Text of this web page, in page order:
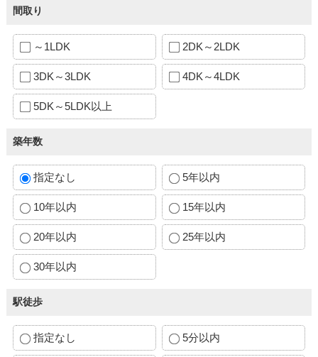
間取り
～1LDK 2DK～2LDK
3DK～3LDK 4DK～4LDK
5DK～5LDK以上
築年数
指定なし 5年以内
10年以内 15年以内
20年以内 25年以内
30年以内
駅徒歩
指定なし 5分以内